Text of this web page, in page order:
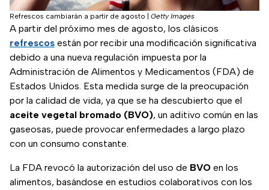
Refrescos cambiarán a partir de agosto Getty Images
A partir del próximo mes de agosto, los clásicos
refrescos están por recibir una modificación significativa
debido a una nueva regulación impuesta por la
Administración de Alimentos y Medicamentos (FDA) de
Estados Unidos. Esta medida surge de la preocupación
por la calidad de vida, ya que se ha descubierto que el
aceite vegetal bromado (BVO), un aditivo común en las
gaseosas, puede provocar enfermedades a largo plazo
con un consumo constante.
La FDA revocó la autorización del uso de BVO en los
alimentos, basándose en estudios colaborativos con los